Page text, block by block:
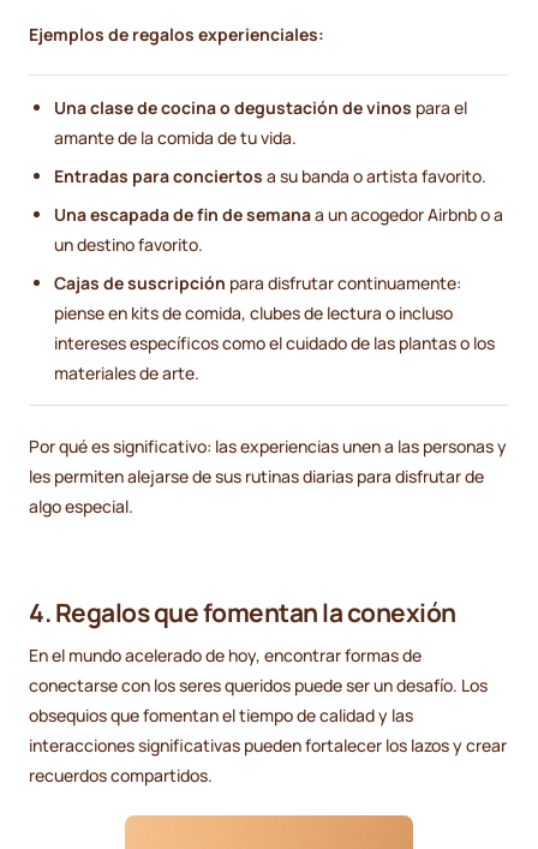
Ejemplos de regalos experienciales:
Una clase de cocina o degustación de vinos para el
amante de la comida de tu vida.
Entradas para conciertos a su banda o artista favorito.
Una escapada de fin de semanaa un acogedor Airbnb o a
un destino favorito.
Cajas de suscripción para disfrutar continuamente:
piense en kits de comida, clubes de lectura o incluso
intereses específicos como el cuidado de las plantas o los
materiales de arte.
Por qué es significativo: las experiencias unen a las personas y
les permiten alejarse de sus rutinas diarias para disfrutar de
algo especial.
4. Regalos que fomentan la conexión
En el mundo acelerado de hoy, encontrar formas de
conectarse con los seres queridos puede ser un desafío. Los
obsequios que fomentan el tiempo de calidad y las
interacciones significativas pueden fortalecer los lazos y crear
recuerdos compartidos.